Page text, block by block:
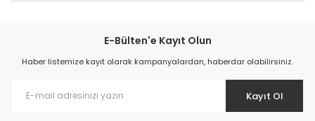
E-Bülten'e Kayıt Olun
Haber listemize kayıt olarak kampanyalardan, haberdar olabilirsiniz.
Kayıt Ol